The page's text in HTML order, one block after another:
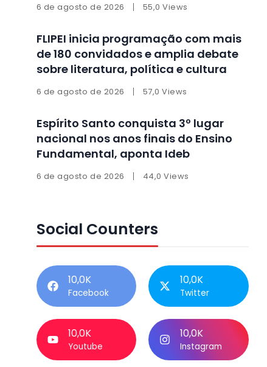
6 de agosto de 2026 55,0 Views
FLIPEI inicia programação com mais
de 180 convidados e amplia debate
sobre literatura, política e cultura
6 de agosto de 2026 57,0 Views
Espírito Santo conquista 3º lugar
nacional nos anos finais do Ensino
Fundamental, aponta Ideb
6 de agosto de 2026 44,0 Views
Social Counters
10,0K
Facebook
10,0K
Twitter
10,0K
Youtube
10,0K
Instagram